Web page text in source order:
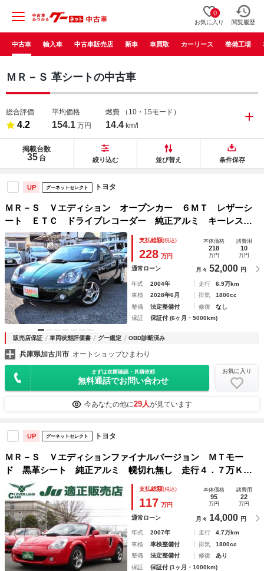
0
お気に入り 閲覧履歴
中古車 輸入車 中古車販売店 新車 車買取 カーリース 整備工場
ＭＲ－Ｓ 革シートの中古車
総合評価
4.2
平均価格
154.1 万円
燃費 （10・15モード）
14.4 km/l
掲載台数
35 台 絞り込む 並び替え 条件保存
UP グーネットセレクト トヨタ
ＭＲ－Ｓ Ｖエディション オープンカー ６ＭＴ レザーシ
ート ＥＴＣ ドライブレコーダー 純正アルミ キーレス
Ｗエアバッグ ＡＢＳ フォグ
支払総額(税込)
228 万円
本体価格
218
万円
諸費用
10
万円
通常ローン 月々 52,000 円
年式 2004年 走行
6.9万km
車検
2028年6月 排気
1800cc
整備
法定整備付 修復
なし
保証
保証付 (6ヶ月・5000km)
販売店保証 車両状態評価書 グー鑑定 OBD診断済み
兵庫県加古川市 オートショップひまわり
まずは在庫確認・見積依頼
無料通話でお問い合わせ
お気に入り
今あなたの他に29人が見ています
UP グーネットセレクト トヨタ
ＭＲ－Ｓ Ｖエディションファイナルバージョン ＭＴモー
ド 黒革シート 純正アルミ 幌切れ無し 走行４．７万Ｋ
キーレス 純正ツィーター 革巻きハンドル フォグランプ
支払総額(税込)
117 万円
本体価格
95
万円
諸費用
22
万円
通常ローン 月々 14,000 円
年式 2007年 走行
4.7万km
車検
車検整備付 排気
1800cc
整備
法定整備付 修復
あり
保証
保証付 (1ヶ月・1000km)